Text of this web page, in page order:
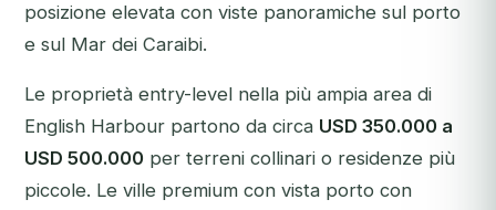
posizione elevata con viste panoramiche sul porto
e sul Mar dei Caraibi.
Le proprietà entry-level nella più ampia area di
English Harbour partono da circa USD 350.000 a
USD 500.000 per terreni collinari o residenze più
piccole. Le ville premium con vista porto con